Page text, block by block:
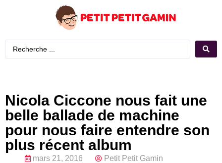
Nicola Ciccone nous fait une
belle ballade de machine
pour nous faire entendre son
plus récent album
mars 21, 2016
Petit Petit Gamin